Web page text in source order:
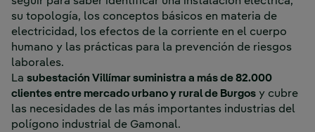
su topología, los conceptos básicos en materia de
electricidad, los efectos de la corriente en el cuerpo
humano y las prácticas para la prevención de riesgos
laborales.
La subestación Villímar suministra a más de 82.000
clientes entre mercado urbano y rural de Burgos y cubre
las necesidades de las más importantes industrias del
polígono industrial de Gamonal.